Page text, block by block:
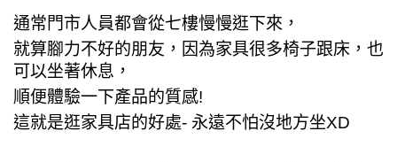
通常門市人員都會從七樓慢慢逛下來，
就算腳力不好的朋友，因為家具很多椅子跟床，也
可以坐著休息，
順便體驗一下產品的質感!
這就是逛家具店的好處- 永遠不怕沒地方坐XD